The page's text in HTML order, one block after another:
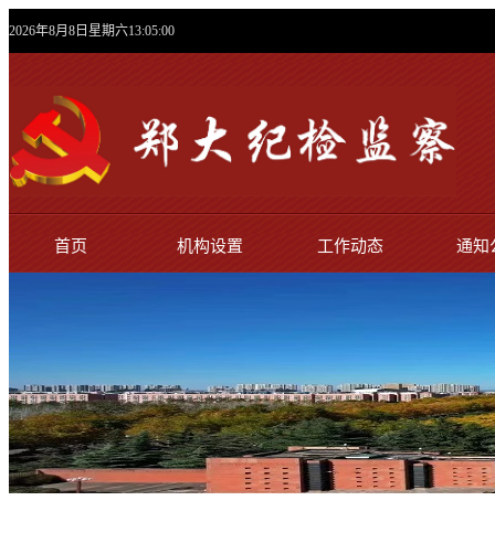
2026年8月8日星期六13:05:02
首页 机构设置 工作动态 通知